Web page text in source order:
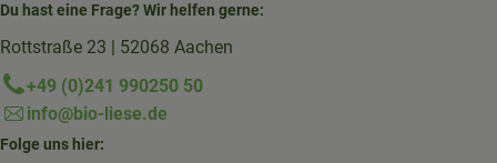
Du hast eine Frage? Wir helfen gerne:
Rottstraße 23 | 52068 Aachen
+49 (0)241 990250 50
info@bio-liese.de
Folge uns hier: